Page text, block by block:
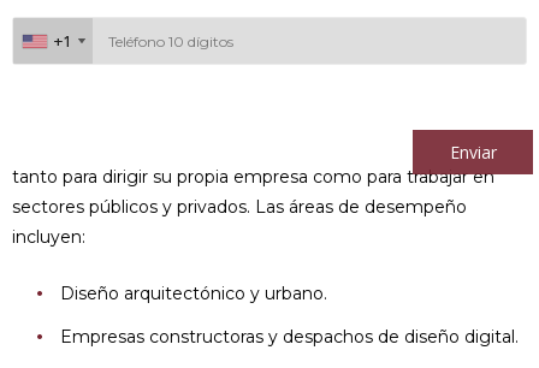
+1
+1
Enviar
tanto para dirigir su propia empresa como para trabajar en
sectores públicos y privados. Las áreas de desempeño
incluyen:
Diseño arquitectónico y urbano.
Empresas constructoras y despachos de diseño digital.